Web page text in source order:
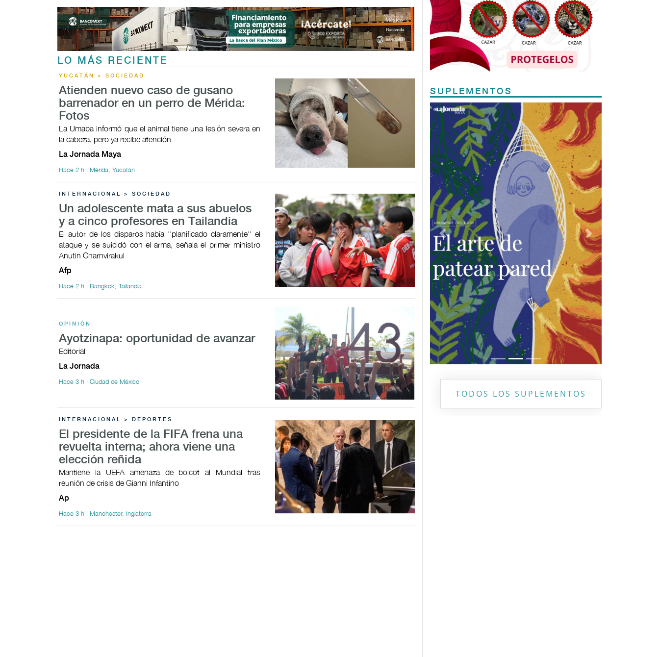
LO MÁS RECIENTE
YUCATÁN > SOCIEDAD
Atienden nuevo caso de gusano
barrenador en un perro de Mérida:
Fotos
La Umaba informó que el animal tiene una lesión severa en
la cabeza, pero ya recibe atención
La Jornada Maya
Hace 2 h | Mérida, Yucatán
INTERNACIONAL > SOCIEDAD
Un adolescente mata a sus abuelos
y a cinco profesores en Tailandia
El autor de los disparos había ''planificado claramente'' el
ataque y se suicidó con el arma, señala el primer ministro
Anutin Charnvirakul
Afp
Hace 2 h | Bangkok, Tailandia
OPINIÓN
Ayotzinapa: oportunidad de avanzar
Editorial
La Jornada
Hace 3 h | Ciudad de México
INTERNACIONAL > DEPORTES
El presidente de la FIFA frena una
revuelta interna; ahora viene una
elección reñida
Mantiene la UEFA amenaza de boicot al Mundial tras
reunión de crisis de Gianni Infantino
Ap
Hace 3 h | Manchester, Inglaterra
SUPLEMENTOS
Previous Next
TODOS LOS SUPLEMENTOS